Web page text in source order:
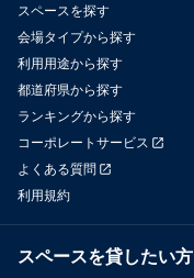
スペースを探す
会場タイプから探す
利用用途から探す
都道府県から探す
ランキングから探す
コーポレートサービス
よくある質問
利用規約
スペースを貸したい方